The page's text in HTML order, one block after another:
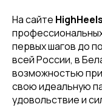
Нажимая на кнопку,
персональных
На сайте
первых шагов до
всей России, в
возможностью
свою идеальную
удовольствие и